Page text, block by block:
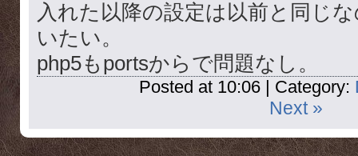
入れた以降の設定は以前と同じ
いたい。
php5もportsからで問題なし。
Posted at 10:06 | Category:
Next »